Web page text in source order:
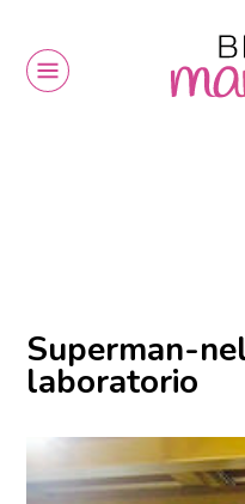
Superman-
laboratorio